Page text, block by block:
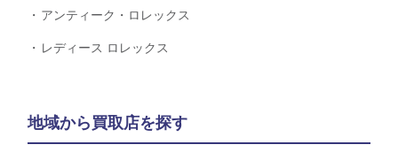
アンティーク・ロレックス
レディース ロレックス
地域から買取店を探す